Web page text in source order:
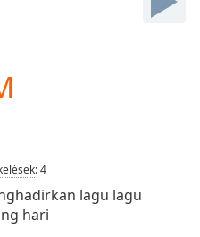
:4
lagu lagu
hari